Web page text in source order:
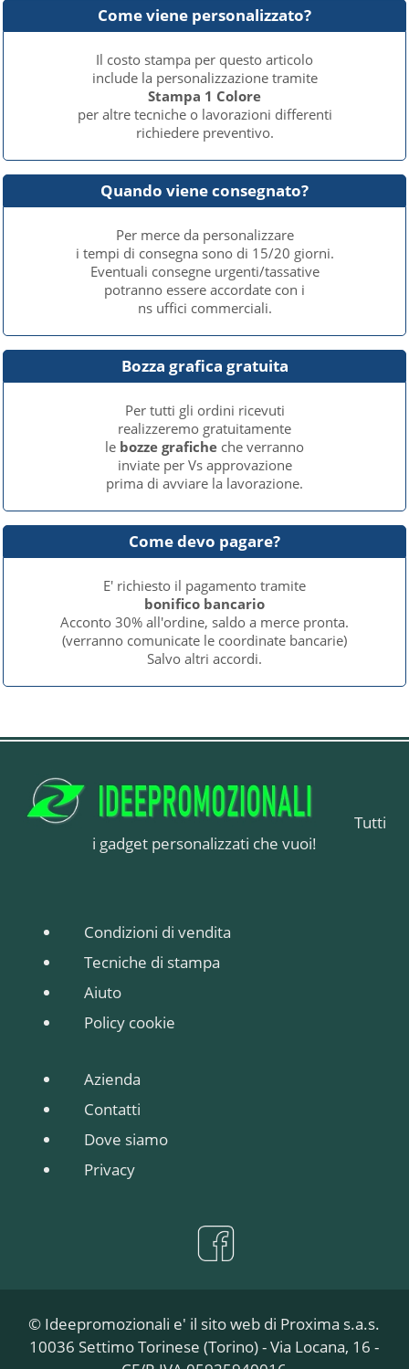
Come viene personalizzato?
Il costo stampa per questo articolo
include la personalizzazione tramite
Stampa 1 Colore
per altre tecniche o lavorazioni differenti
richiedere preventivo.
Quando viene consegnato?
Per merce da personalizzare
i tempi di consegna sono di 15/20 giorni.
Eventuali consegne urgenti/tassative
potranno essere accordate con i
ns uffici commerciali.
Bozza grafica gratuita
Per tutti gli ordini ricevuti
realizzeremo gratuitamente
le bozze grafiche che verranno
inviate per Vs approvazione
prima di avviare la lavorazione.
Come devo pagare?
E' richiesto il pagamento tramite
bonifico bancario
Acconto 30% all'ordine, saldo a merce pronta.
(verranno comunicate le coordinate bancarie)
Salvo altri accordi.
Tutti
i gadget personalizzati che vuoi!
Condizioni di vendita
Tecniche di stampa
Aiuto
Policy cookie
Azienda
Contatti
Dove siamo
Privacy
© Ideepromozionali e' il sito web di Proxima s.a.s.
10036 Settimo Torinese (Torino) - Via Locana, 16 -